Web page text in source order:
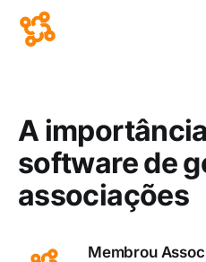
A
software de
associações
Membrou